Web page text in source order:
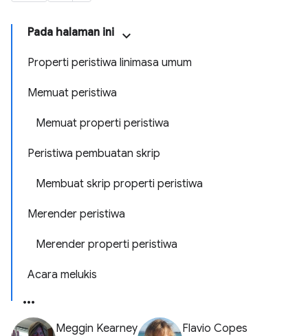
Pada halaman ini
Properti peristiwa linimasa umum
Memuat peristiwa
Memuat properti peristiwa
Peristiwa pembuatan skrip
Membuat skrip properti peristiwa
Merender peristiwa
Merender properti peristiwa
Acara melukis
Meggin Kearney Flavio Copes